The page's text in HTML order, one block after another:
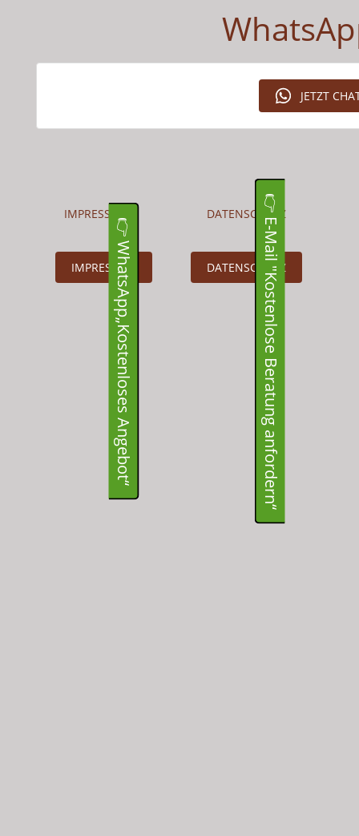
JETZT
IMPRESSUM
IMPRESSUM
DATENSCHUTZ
DATENSCHUTZ
👉 WhatsApp„Kostenloses Angebot“ 👉 E-Mail "Kostenlose Beratung anfordern“